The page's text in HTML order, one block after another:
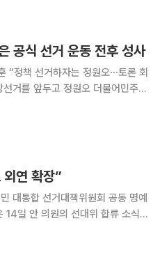
공식 선거 운동 전후 성사
“정책 선거하자는 정원오⋯토론 회
연 확장”
대통합 선거대책위원회 공동 명예
노